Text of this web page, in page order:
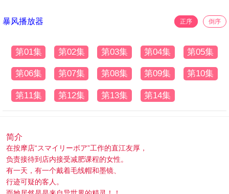
暴风播放器 正序 倒序
第01集 第02集 第03集 第04集 第05集
第06集 第07集 第08集 第09集 第10集
第11集 第12集 第13集 第14集
简介
在按摩店“スマイリーボア”工作的直江友厚，
负责接待到店内接受减肥课程的女性。
有一天，有一个戴着毛线帽和墨镜、
行迹可疑的客人。